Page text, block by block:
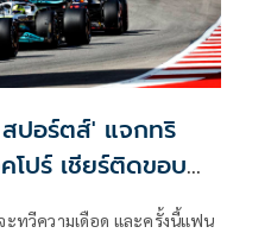
ปอร์ตส์' แจกทริ
โปร์ เชียร์ติดขอบ
ะทวีความเดือด และครั้งนี้แฟน